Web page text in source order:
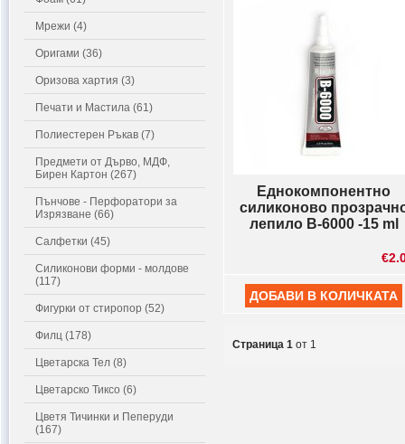
Мрежи (4)
Оригами (36)
Оризова хартия (3)
Печати и Мастила (61)
Полиестерен Ръкав (7)
Предмети от Дърво, МДФ,
Бирен Картон (267)
Пънчове - Перфоратори за
Изрязване (66)
Салфетки (45)
Силиконови форми - молдове
(117)
Фигурки от стиропор (52)
Филц (178)
Цветарска Тел (8)
Цветарско Тиксо (6)
Цветя Тичинки и Пеперуди
(167)
Еднокомпонентно
силиконово
лепило B-6000 -15 ml
Страница 1 от 1